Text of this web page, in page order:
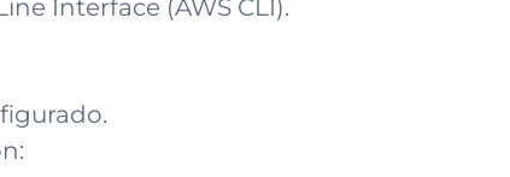
Interface (AWS CLI).